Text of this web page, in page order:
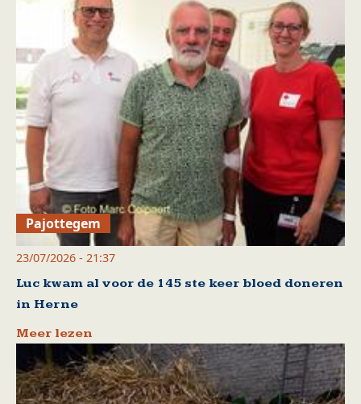
Pajottegem
23/07/2026 - 21:37
Luc kwam al voor de 145 ste keer bloed doneren
in Herne
Meer lezen